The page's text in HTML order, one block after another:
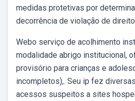
medidas protetivas por
decorrência de violação de
Webo serviço de acolhimento
modalidade abrigo institucional,
provisório para crianças e
incompletos),. Seu ip fez
acessos suspeitos a sites